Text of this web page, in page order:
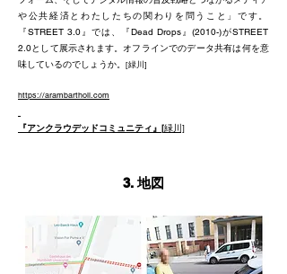
や公共経済とわたしたちの関わりを問うこと」です。
『STREET 3.0』では、『Dead Drops』(2010-)がSTREET
2.0として展示されます。オフラインでのデータ共有は何を意
味しているのでしょうか。 ​[緑川]
https://arambartholl.com
​『アンクラウデッドコミュニティ』[緑川]
3.地図